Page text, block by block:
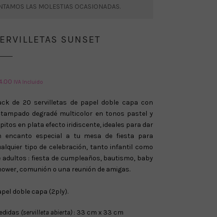
LAS MOLESTIAS OCASIONADAS.
SUNSET
IVA Incluido
de 20 servilletas de papel doble capa con
degradé multicolor en tonos pastel y
en plata efecto iridiscente, ideales para dar
encanto especial a tu mesa de fiesta para
tipo de celebración, tanto infantil como
adultos : fiesta de cumpleaños, bautismo, baby
comunión o una reunión de amigas.
doble capa (2ply).
(servilleta abierta) : 33 cm x 33 cm